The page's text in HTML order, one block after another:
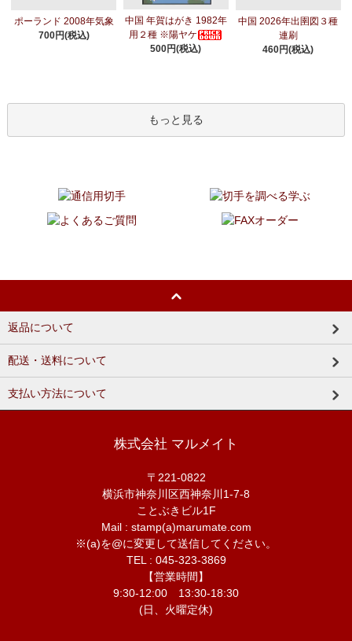
ポーランド 2008年気象
700円(税込)
中国 年賀はがき 1982年
用２種 ※陽ヤケ
500円(税込)
中国 2026年出圉図３種
連刷
460円(税込)
もっと見る
返品について
配送・送料について
支払い方法について
株式会社 マルメイト
〒221-0822
横浜市神奈川区西神奈川1-7-8
ことぶきビル1F
Mail : stamp(a)marumate.com
※(a)を@に変更して送信してください。
TEL : 045-323-3869
【営業時間】
9:30-12:00 13:30-18:30
(日、火曜定休)